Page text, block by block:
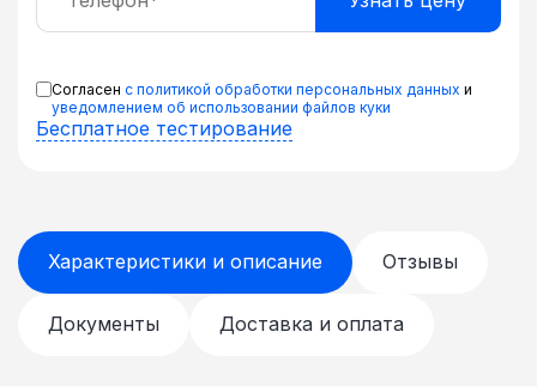
Согласен с политикой обработки персональных данных и
уведомлением об использовании файлов куки
Бесплатное тестирование
Характеристики и описание Отзывы
Документы Доставка и оплата